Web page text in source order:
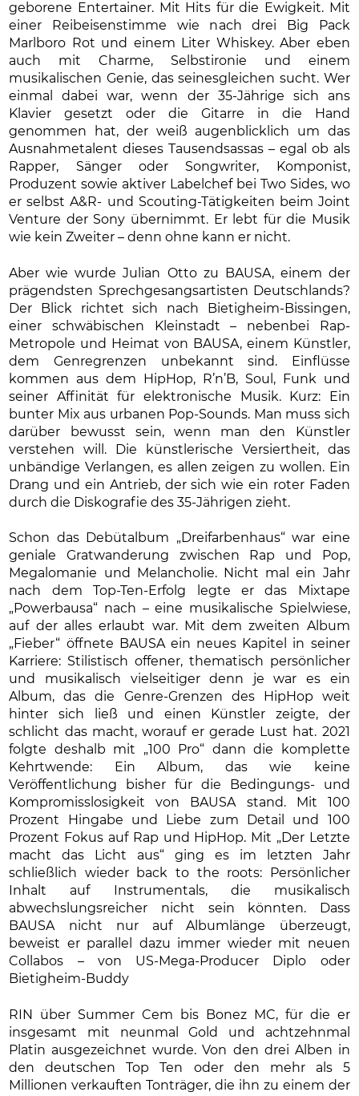
geborene Entertainer. Mit Hits für die Ewigkeit. Mit
einer Reibeisenstimme wie nach drei Big Pack
Marlboro Rot und einem Liter Whiskey. Aber eben
auch mit Charme, Selbstironie und einem
musikalischen Genie, das seinesgleichen sucht. Wer
einmal dabei war, wenn der 35-Jährige sich ans
Klavier gesetzt oder die Gitarre in die Hand
genommen hat, der weiß augenblicklich um das
Ausnahmetalent dieses Tausendsassas – egal ob als
Rapper, Sänger oder Songwriter, Komponist,
Produzent sowie aktiver Labelchef bei Two Sides, wo
er selbst A&R- und Scouting-Tätigkeiten beim Joint
Venture der Sony übernimmt. Er lebt für die Musik
wie kein Zweiter – denn ohne kann er nicht.
Aber wie wurde Julian Otto zu BAUSA, einem der
prägendsten Sprechgesangsartisten Deutschlands?
Der Blick richtet sich nach Bietigheim-Bissingen,
einer schwäbischen Kleinstadt – nebenbei Rap-
Metropole und Heimat von BAUSA, einem Künstler,
dem Genregrenzen unbekannt sind. Einflüsse
kommen aus dem HipHop, R’n’B, Soul, Funk und
seiner Affinität für elektronische Musik. Kurz: Ein
bunter Mix aus urbanen Pop-Sounds. Man muss sich
darüber bewusst sein, wenn man den Künstler
verstehen will. Die künstlerische Versiertheit, das
unbändige Verlangen, es allen zeigen zu wollen. Ein
Drang und ein Antrieb, der sich wie ein roter Faden
durch die Diskografie des 35-Jährigen zieht.
Schon das Debütalbum „Dreifarbenhaus“ war eine
geniale Gratwanderung zwischen Rap und Pop,
Megalomanie und Melancholie. Nicht mal ein Jahr
nach dem Top-Ten-Erfolg legte er das Mixtape
„Powerbausa“ nach – eine musikalische Spielwiese,
auf der alles erlaubt war. Mit dem zweiten Album
„Fieber“ öffnete BAUSA ein neues Kapitel in seiner
Karriere: Stilistisch offener, thematisch persönlicher
und musikalisch vielseitiger denn je war es ein
Album, das die Genre-Grenzen des HipHop weit
hinter sich ließ und einen Künstler zeigte, der
schlicht das macht, worauf er gerade Lust hat. 2021
folgte deshalb mit „100 Pro“ dann die komplette
Kehrtwende: Ein Album, das wie keine
Veröffentlichung bisher für die Bedingungs- und
Kompromisslosigkeit von BAUSA stand. Mit 100
Prozent Hingabe und Liebe zum Detail und 100
Prozent Fokus auf Rap und HipHop. Mit „Der Letzte
macht das Licht aus“ ging es im letzten Jahr
schließlich wieder back to the roots: Persönlicher
Inhalt auf Instrumentals, die musikalisch
abwechslungsreicher nicht sein könnten. Dass
BAUSA nicht nur auf Albumlänge überzeugt,
beweist er parallel dazu immer wieder mit neuen
Collabos – von US-Mega-Producer Diplo oder
Bietigheim-Buddy
RIN über Summer Cem bis Bonez MC, für die er
insgesamt mit neunmal Gold und achtzehnmal
Platin ausgezeichnet wurde. Von den drei Alben in
den deutschen Top Ten oder den mehr als 5
Millionen verkauften Tonträger, die ihn zu einem der